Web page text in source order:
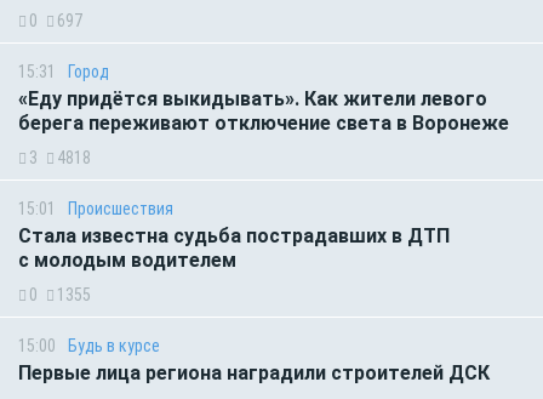
0 697
15:31 Город
«Еду придётся выкидывать». Как жители левого
берега переживают отключение света в Воронеже
3 4818
15:01 Происшествия
Стала известна судьба пострадавших в ДТП
с молодым водителем
0 1355
15:00 Будь в курсе
Первые лица региона наградили строителей ДСК